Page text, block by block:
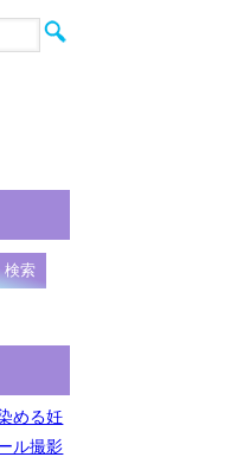
める妊
ル撮影